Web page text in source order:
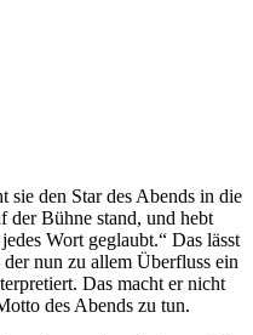
sie den Star des Abends in die
der Bühne stand, und hebt
Wort geglaubt.“ Das lässt
nun zu allem Überfluss ein
Das macht er nicht
des Abends zu tun.